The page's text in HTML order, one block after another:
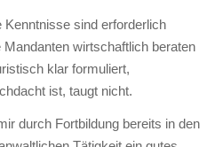
sind erforderlich
wirtschaftlich beraten
klar formuliert,
ist, taugt nicht.
durch Fortbildung bereits in den